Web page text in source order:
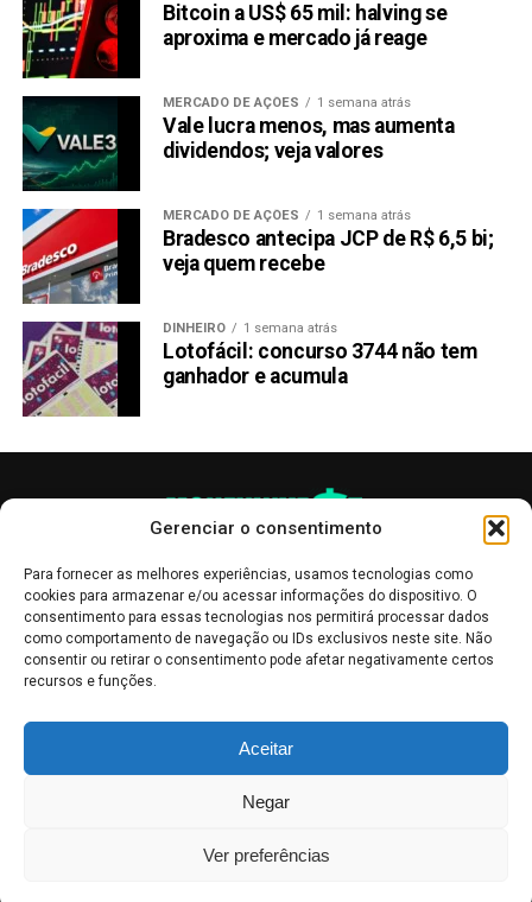
Gerenciar o consentimento
Para fornecer as melhores experiências, usamos tecnologias como
cookies para armazenar e/ou acessar informações do dispositivo. O
consentimento para essas tecnologias nos permitirá processar dados
como comportamento de navegação ou IDs exclusivos neste site. Não
consentir ou retirar o consentimento pode afetar negativamente certos
recursos e funções.
Aceitar
Negar
Ver preferências
Bitcoin a US$ 65 mil: halving se
aproxima e mercado já reage
MERCADO DE AÇÕES 1 semana atrás
Vale lucra menos, mas aumenta
dividendos; veja valores
MERCADO DE AÇÕES 1 semana atrás
Bradesco antecipa JCP de R$ 6,5 bi;
veja quem recebe
DINHEIRO 1 semana atrás
Lotofácil: concurso 3744 não tem
ganhador e acumula
informativo, servindo como boletins de divulgação, e não devem ser
interpretadas como recomendações de investimento.Leia mais
Bolsa de Valores